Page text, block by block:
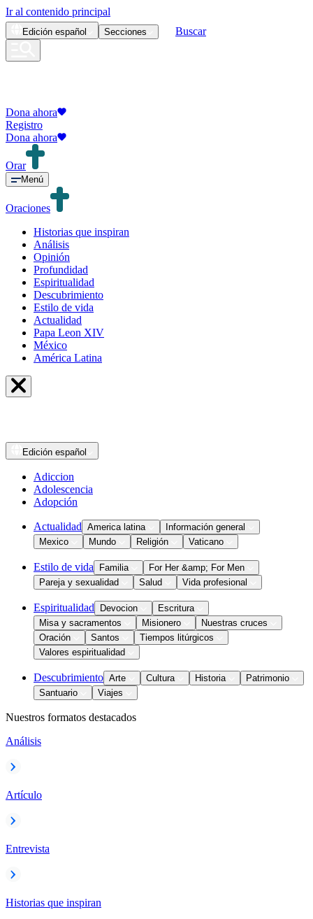
Ir al contenido principal
Edición español Secciones Buscar
Dona ahora
Registro
Dona ahora
Orar
Menú
Oraciones
Historias que inspiran
Análisis
Opinión
Profundidad
Espiritualidad
Descubrimiento
Estilo de vida
Actualidad
Papa Leon XIV
México
América Latina
Edición español
Adiccion
Adolescencia
Adopción
Actualidad America latina
Información general
Mexico
Mundo Religión Vaticano
Estilo de vida Familia
For Her &amp; For Men
Pareja y sexualidad
Salud Vida profesional
Espiritualidad Devocion
Escritura
Misa y sacramentos
Misionero
Nuestras cruces
Oración
Santos
Tiempos litúrgicos
Valores espiritualidad
Descubrimiento Arte Cultura Historia
Patrimonio
Santuario
Viajes
Nuestros formatos destacados
Análisis
Artículo
Entrevista
Historias que inspiran